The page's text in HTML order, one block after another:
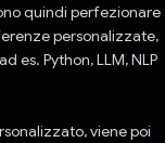
quindi perfezionare
personalizzate,
es. Python, LLM, NLP
viene poi